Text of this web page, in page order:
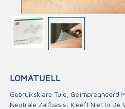
LOMATUELL
Gebruiksklare Tule, Geïmpregneerd
Neutrale Zalfbasis: Kleeft Niet In De